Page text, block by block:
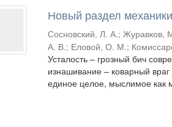
Новый раздел механики
Сосновский, Л. А.;Журавков,
А. В.; Еловой, О. М.;
Усталость – грозный бич
изнашивание – коварный
единое целое, мыслимое как